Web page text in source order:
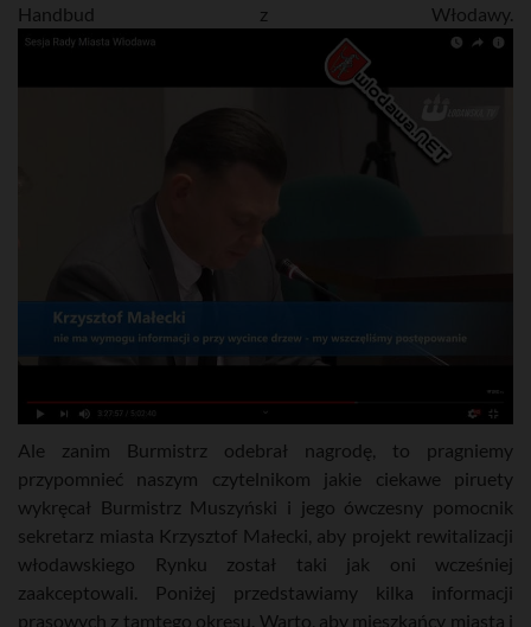
Handbud z Włodawy.
Ale zanim Burmistrz odebrał nagrodę, to pragniemy
przypomnieć naszym czytelnikom jakie ciekawe piruety
wykręcał Burmistrz Muszyński i jego ówczesny pomocnik
sekretarz miasta Krzysztof Małecki, aby projekt rewitalizacji
włodawskiego Rynku został taki jak oni wcześniej
zaakceptowali. Poniżej przedstawiamy kilka informacji
prasowych z tamtego okresu. Warto, aby mieszkańcy miasta i